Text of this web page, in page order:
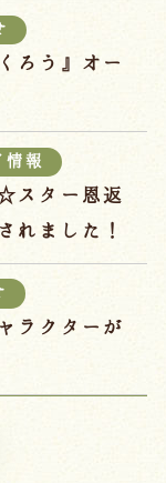
ろう』オー
情報
スター恩返
れました！
ラクターが